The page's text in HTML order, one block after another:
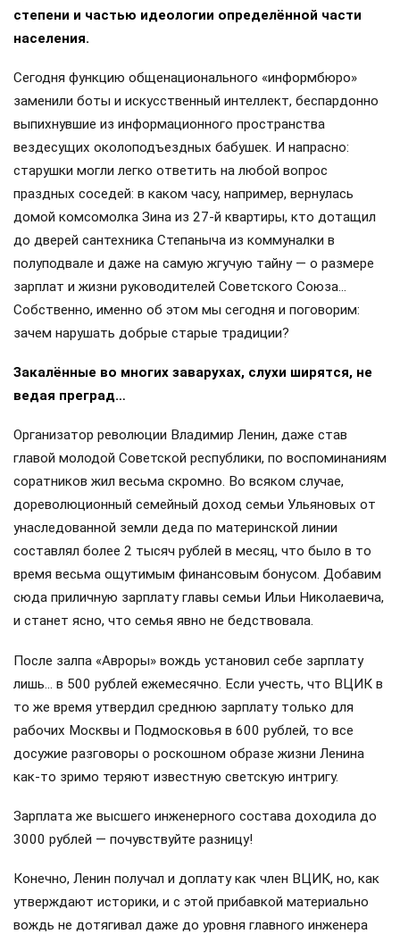
степени и частью идеологии определённой части
населения.
Сегодня функцию общенационального «информбюро»
заменили боты и искусственный интеллект, беспардонно
выпихнувшие из информационного пространства
вездесущих околоподъездных бабушек. И напрасно:
старушки могли легко ответить на любой вопрос
праздных соседей: в каком часу, например, вернулась
домой комсомолка Зина из 27-й квартиры, кто дотащил
до дверей сантехника Степаныча из коммуналки в
полуподвале и даже на самую жгучую тайну — о размере
зарплат и жизни руководителей Советского Союза…
Собственно, именно об этом мы сегодня и поговорим:
зачем нарушать добрые старые традиции?
Закалённые во многих заварухах, слухи ширятся, не
ведая преград…
Организатор революции Владимир Ленин, даже став
главой молодой Советской республики, по воспоминаниям
соратников жил весьма скромно. Во всяком случае,
дореволюционный семейный доход семьи Ульяновых от
унаследованной земли деда по материнской линии
составлял более 2 тысяч рублей в месяц, что было в то
время весьма ощутимым финансовым бонусом. Добавим
сюда приличную зарплату главы семьи Ильи Николаевича,
и станет ясно, что семья явно не бедствовала.
После залпа «Авроры» вождь установил себе зарплату
лишь… в 500 рублей ежемесячно. Если учесть, что ВЦИК в
то же время утвердил среднюю зарплату только для
рабочих Москвы и Подмосковья в 600 рублей, то все
досужие разговоры о роскошном образе жизни Ленина
как-то зримо теряют известную светскую интригу.
Зарплата же высшего инженерного состава доходила до
3000 рублей — почувствуйте разницу!
Конечно, Ленин получал и доплату как член ВЦИК, но, как
утверждают историки, и с этой прибавкой материально
вождь не дотягивал даже до уровня главного инженера